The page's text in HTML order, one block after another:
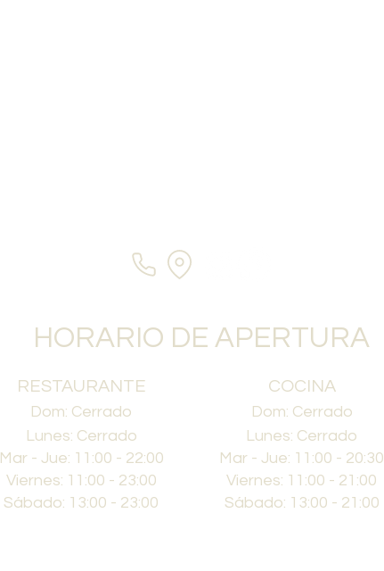
HORARIO DE APERTURA
RESTAURANTE
Dom: Cerrado
Lunes: Cerrado
Mar - Jue: 11:00 - 22:00
Viernes: 11:00 - 23:00
Sábado: 13:00 - 23:00
COCINA
Dom: Cerrado
Lunes: Cerrado
Mar - Jue: 11:00 - 20:30
Viernes: 11:00 - 21:00
Sábado: 13:00 - 21:00